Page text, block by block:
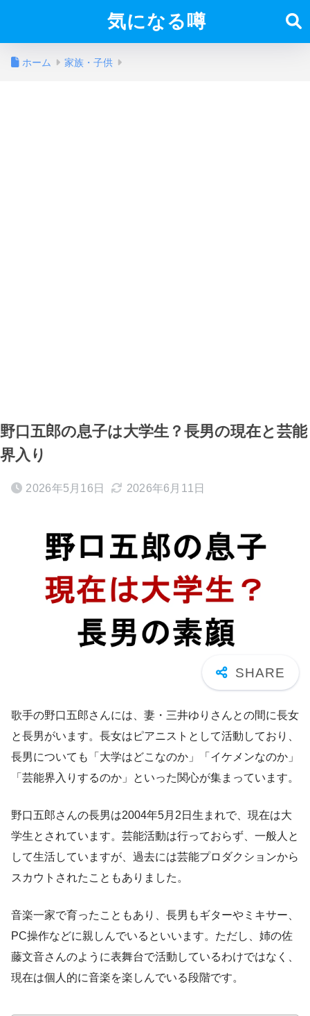
気になる噂
ホーム 家族・子供
野口五郎の息子は大学生？長男の現在と芸能
界入り
2026年5月16日 2026年6月11日
歌手の野口五郎さんには、妻・三井ゆりさんとの間に長女
と長男がいます。長女はピアニストとして活動しており、
長男についても「大学はどこなのか」「イケメンなのか」
「芸能界入りするのか」といった関心が集まっています。
野口五郎さんの長男は2004年5月2日生まれで、現在は大
学生とされています。芸能活動は行っておらず、一般人と
して生活していますが、過去には芸能プロダクションから
スカウトされたこともありました。
音楽一家で育ったこともあり、長男もギターやミキサー、
PC操作などに親しんでいるといいます。ただし、姉の佐
藤文音さんのように表舞台で活動しているわけではなく、
現在は個人的に音楽を楽しんでいる段階です。